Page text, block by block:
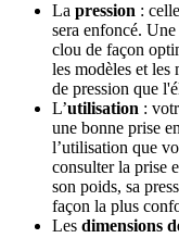
La pression :
sera enfoncé.
clou de façon
les modèles et les
de pression que
L’utilisation :
une bonne prise
l’utilisation que
consulter la prise
son poids, sa
façon la plus
Les dimensions